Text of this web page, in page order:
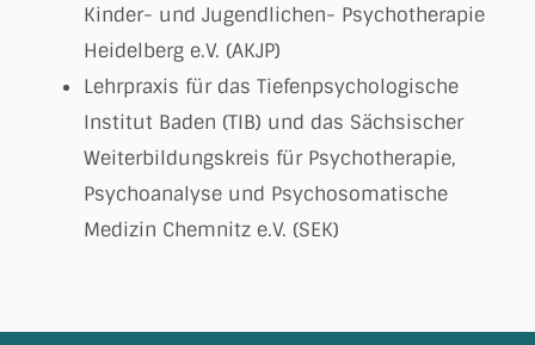
Kinder- und Jugendlichen- Psychotherapie
Heidelberg e.V. (AKJP)
Lehrpraxis für das Tiefenpsychologische
Institut Baden (TIB) und das Sächsischer
Weiterbildungskreis für Psychotherapie,
Psychoanalyse und Psychosomatische
Medizin Chemnitz e.V. (SEK)